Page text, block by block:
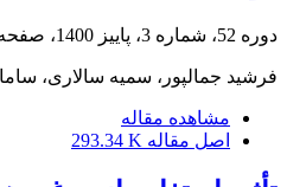
دوره 52، شماره 3، پاییز 1400، صفحه
فرشید جمالپور، سمیه سالاری،
مشاهده مقاله
اصل مقاله 293.34 K